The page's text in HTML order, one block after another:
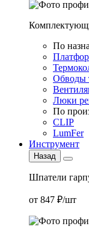
По
Обводы
Люки
По
CLIP
LumFer
Инструмент
Назад
Шпатели
от 847 ₽/шт